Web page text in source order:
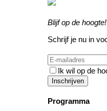
Blijf op de hoogte!
Schrijf je nu in
Ik wil op de
Inschrijven
Programma